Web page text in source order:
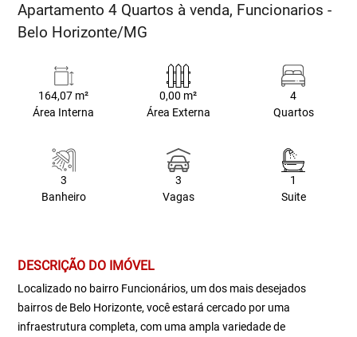
Apartamento 4 Quartos à venda, Funcionarios -
Belo Horizonte/MG
164,07 m²
Área Interna
0,00 m²
Área Externa
4
Quartos
3
Banheiro
3
Vagas
1
Suite
DESCRIÇÃO DO IMÓVEL
Localizado no bairro Funcionários, um dos mais desejados
bairros de Belo Horizonte, você estará cercado por uma
infraestrutura completa, com uma ampla variedade de